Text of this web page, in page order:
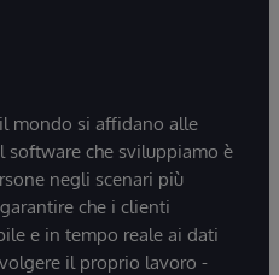
mondo si affidano alle
software che sviluppiamo è
negli scenari più
che i clienti
e in tempo reale ai dati
il proprio lavoro -